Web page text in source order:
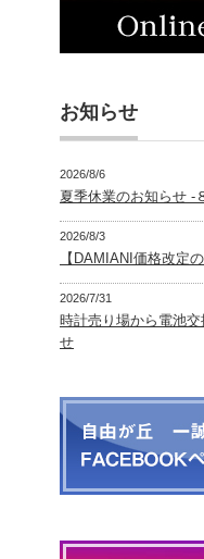
お知らせ
2026/8/6
夏季休業のお知らせ -
2026/8/3
【DAMIANI価格改定
2026/7/31
時計売り場から電池
せ